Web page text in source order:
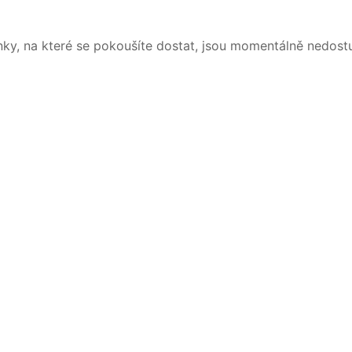
na které se pokoušíte dostat, jsou momentálně